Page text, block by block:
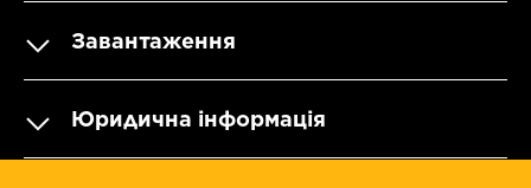
Завантаження
Юридична інформація